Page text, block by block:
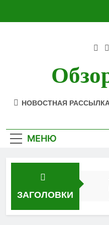
НОВОСТНАЯ
МЕНЮ
ЗАГОЛОВКИ